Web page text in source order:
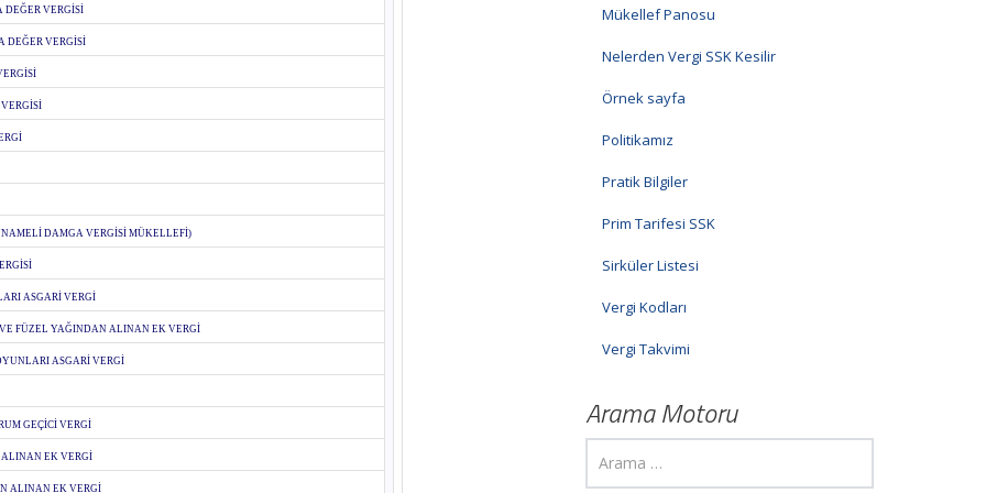
DEĞER VERGİSİ
DEĞER VERGİSİ
DAMGA VERGİSİ MÜKELLEFİ)
ASGARİ VERGİ
FÜZEL YAĞINDAN ALINAN EK VERGİ
ASGARİ VERGİ
GEÇİCİ VERGİ
EK VERGİ
ALINAN EK VERGİ
Mükellef Panosu
Nelerden Vergi SSK Kesilir
Örnek sayfa
Politikamız
Pratik Bilgiler
Prim Tarifesi SSK
Sirküler Listesi
Vergi Kodları
Vergi Takvimi
Arama Motoru